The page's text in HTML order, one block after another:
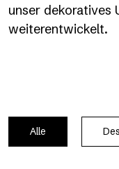
unser dekoratives
weiterentwickelt.
Alle